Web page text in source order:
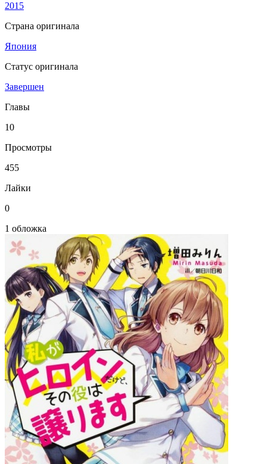
2015
Страна оригинала
Япония
Статус оригинала
Завершен
Главы
10
Просмотры
455
Лайки
0
1 обложка